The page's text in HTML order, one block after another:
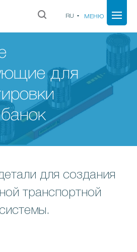
RU МЕНЮ
для
для создания
транспортной
системы.